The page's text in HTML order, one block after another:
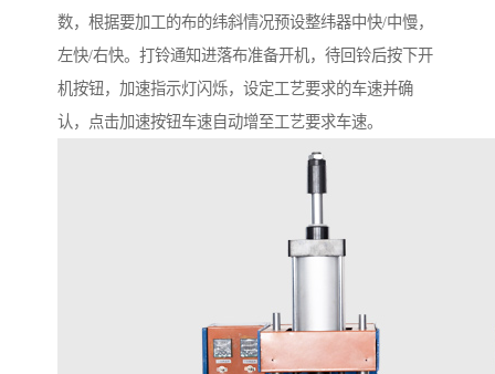
数，根据要加工的布的纬斜情况预设整纬器中快/中慢，
左快/右快。打铃通知进落布准备开机，待回铃后按下开
机按钮，加速指示灯闪烁，设定工艺要求的车速并确
认，点击加速按钮车速自动增至工艺要求车速。